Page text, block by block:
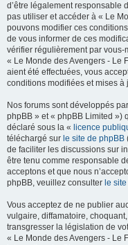
d’être légalement responsable
pas utiliser et accéder à « Le
pouvons modifier ces
de vous informer de ces
vérifier régulièrement par vous-
« Le Monde des Avengers - Le
aient été effectuées, vous
conditions modifiées et mises à
Nos forums sont développés
phpBB » et « phpBB Limited »)
déclaré sous la « licence
téléchargé sur le site de phpBB
de faciliter les discussions sur
être tenu comme responsable
acceptons et que nous
phpBB, veuillez consulter le
Vous acceptez de ne publier
vulgaire, diffamatoire,
transgresser la législation de
« Le Monde des Avengers - Le